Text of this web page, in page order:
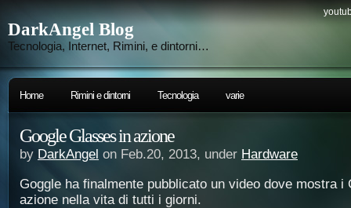
DarkAngel Blog
Tecnologia, Internet, Rimini, e dintorni…
Home Rimini e dintorni Tecnologia varie
Google Glasses in azione
by DarkAngel on Feb.20, 2013, under Hardware
Goggle ha finalmente pubblicato un video dove mostra i
azione nella vita di tutti i giorni.